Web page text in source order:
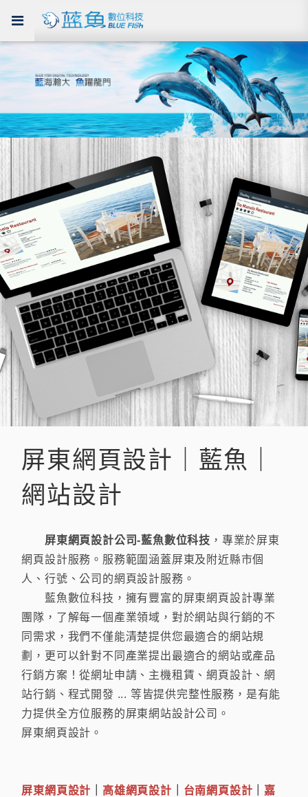
屏東網頁設計｜藍魚｜
網站設計
屏東網頁設計公司-藍魚數位科技 ，專業於屏東
網頁設計服務。服務範圍涵蓋屏東及附近縣市個
人、行號、公司的網頁設計服務。
藍魚數位科技，擁有豐富的屏東網頁設計專業
團隊，了解每一個產業領域，對於網站與行銷的不
同需求，我們不僅能清楚提供您最適合的網站規
劃，更可以針對不同產業提出最適合的網站或產品
行銷方案！從網址申請、主機租賃、網頁設計、網
站行銷、程式開發 ... 等皆提供完整性服務，是有能
力提供全方位服務的屏東網站設計公司。
屏東網頁設計。
屏東網頁設計 高雄網頁設計 台南網頁設計
嘉